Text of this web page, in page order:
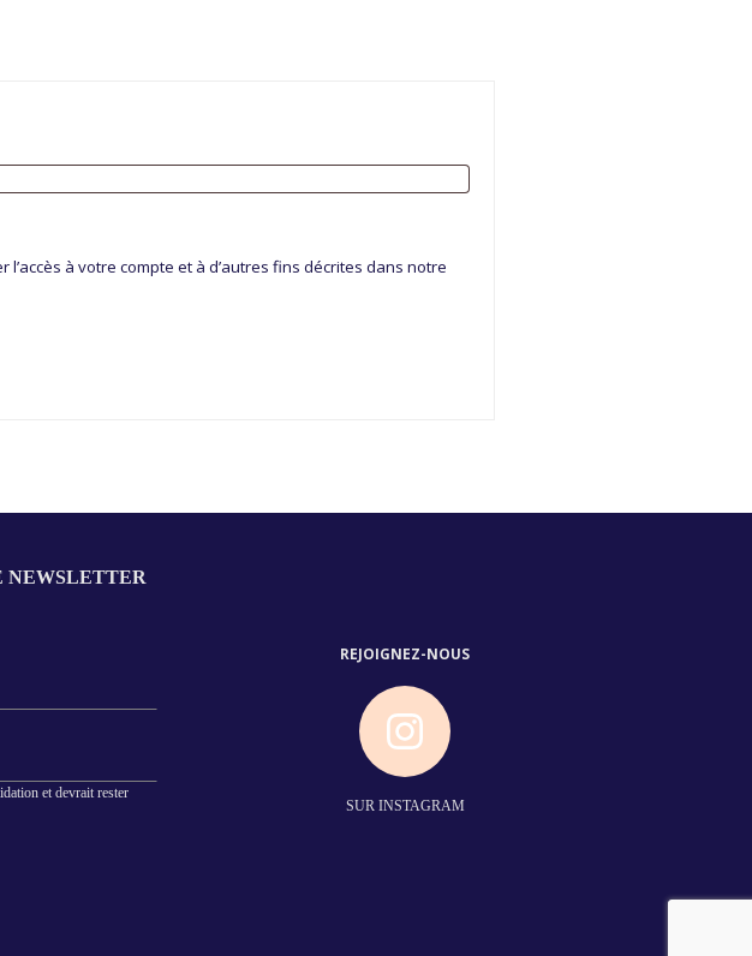
à votre compte et à d’autres fins décrites dans notre
NEWSLETTER
et devrait rester
REJOIGNEZ-NOUS
SUR INSTAGRAM